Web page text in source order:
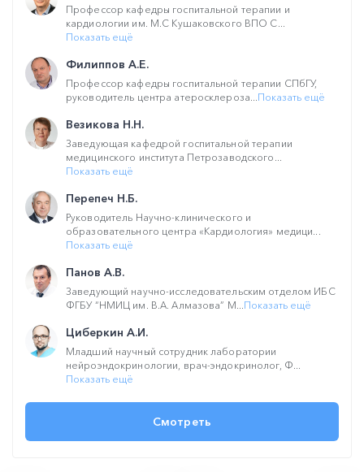
Профессор кафедры госпитальной терапии и
кардиологии им. М.С Кушаковского ВПО С...
Показать ещё
Филиппов А.Е.
Профессор кафедры госпитальной терапии СПбГУ,
руководитель центра атеросклероза...Показать ещё
Везикова Н.Н.
Заведующая кафедрой госпитальной терапии
медицинского института Петрозаводского...
Показать ещё
Перепеч Н.Б.
Руководитель Научно-клинического и
образовательного центра «Кардиология» медици...
Показать ещё
Панов А.В.
Заведующий научно-исследовательским отделом ИБС
ФГБУ “НМИЦ им. В.А. Алмазова” М...Показать ещё
Циберкин А.И.
Младший научный сотрудник лаборатории
нейроэндокринологии, врач-эндокринолог, Ф...
Показать ещё
Смотреть